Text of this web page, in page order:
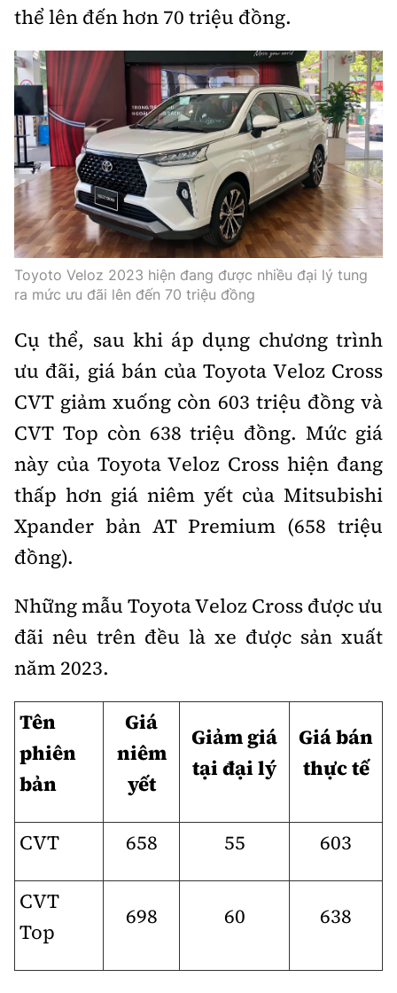
Tư vấn
Xe máy
Cơ quan chủ quản: Bộ Xây dựng
Tổng biên tập:Nguyễn Thị Hồng Nga
Trưởng ban Ô tô - Xe máy: Nguyễn Tiến Mạnh
Giấy phép số: 03/GP-BC, cấp ngày 22/4/2025
Chuyên trang của Báo Xây dựng
Tòa soạn: Số 2 Nguyễn Công Hoan, phường Giảng Võ,
Hotline: 0967 376 459;
Liên hệ quảng cáo phát hành: 0915.057.282
Email:bandoc@baoxaydung.vn
Thông tin tòa soạn
thể lên đến hơn 70 triệu đồng.
Toyoto Veloz 2023 hiện đang được nhiều đại lý tung
ra mức ưu đãi lên đến 70 triệu đồng
Cụ thể, sau khi áp dụng chương trình
ưu đãi, giá bán của Toyota Veloz Cross
CVT giảm xuống còn 603 triệu đồng và
CVT Top còn 638 triệu đồng. Mức giá
này của Toyota Veloz Cross hiện đang
thấp hơn giá niêm yết của Mitsubishi
Xpander bản AT Premium (658 triệu
đồng).
Những mẫu Toyota Veloz Cross được ưu
đãi nêu trên đều là xe được sản xuất
năm 2023.
Tên
phiên
bản
Giá
niêm
yết
Giảm giá
tại đại lý
Giá bán
thực tế
CVT 658 55 603
CVT
Top
698 60 638